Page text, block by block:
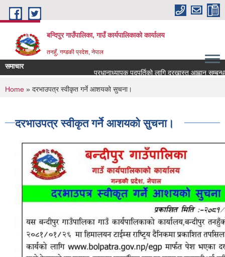
Skip to main content
बन्दिपुर गाउँपालिका, गाउँ कार्यपालिकाको कार्यालय
तनहुँ, गण्डकी प्रदेश, नेपाल
समाचार
प्रधानाध्यापक पदपुर्तिको लागि दरखास्त आह्वान सम्बन्धमा
You are here
Home » दरभाउपत्र स्वीकृत गर्ने आशयको सुचना।
दरभाउपत्र स्वीकृत गर्ने आशयको सुचना।